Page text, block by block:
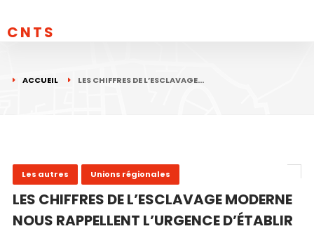
CNTS
ACCUEIL LES CHIFFRES DE L’ESCLAVAGE…
Les autres Unions régionales
LES CHIFFRES DE L’ESCLAVAGE MODERNE
NOUS RAPPELLENT L’URGENCE D’ÉTABLIR